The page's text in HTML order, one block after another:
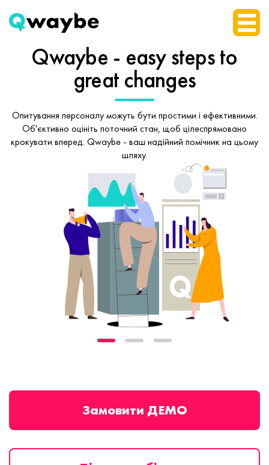
Qwaybe - easy stepsto
great changes
Опитування персоналу можуть бути простими і ефективними.
Об'єктивно оцініть поточний стан, щоб цілеспрямовано
крокувати вперед. Qwaybe - ваш надійний помічник на цьому
шляху.
Замовити ДЕМО